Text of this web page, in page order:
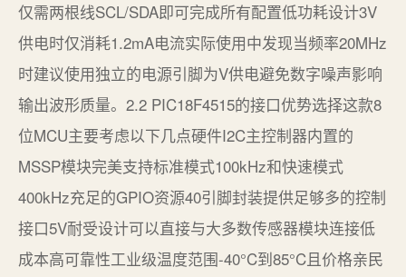
仅需两根线SCL/SDA即可完成所有配置低功耗设计3V
供电时仅消耗1.2mA电流实际使用中发现当频率20MHz
时建议使用独立的电源引脚为V供电避免数字噪声影响
输出波形质量。2.2 PIC18F4515的接口优势选择这款8
位MCU主要考虑以下几点硬件I2C主控制器内置的
MSSP模块完美支持标准模式100kHz和快速模式
400kHz充足的GPIO资源40引脚封装提供足够多的控制
接口5V耐受设计可以直接与大多数传感器模块连接低
成本高可靠性工业级温度范围-40°C到85°C且价格亲民